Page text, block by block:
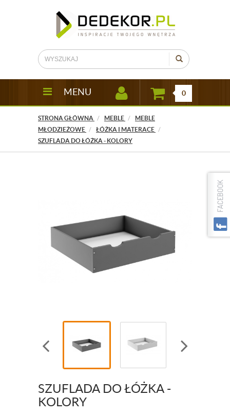
MENU 0
STRONA GŁÓWNA MEBLE
MEBLE
MŁODZIEŻOWE
ŁÓŻKA I MATERACE
SZUFLADA DO ŁÓŻKA - KOLORY
SZUFLADA DO ŁÓŻKA -
KOLORY